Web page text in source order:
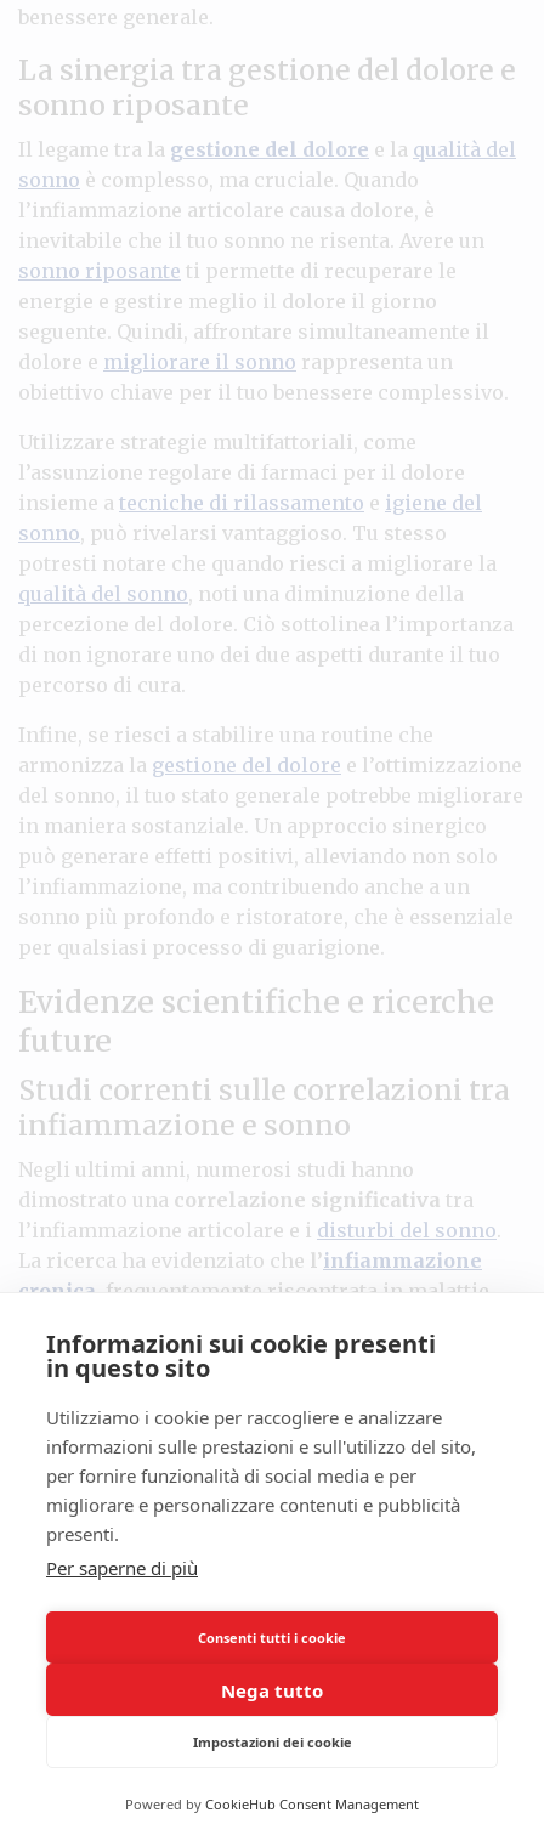
benessere generale.
La sinergia tra gestione del dolore e
sonno riposante
Il legame tra la gestione del dolore e la qualità del
sonno è complesso, ma cruciale. Quando
l’infiammazione articolare causa dolore, è
inevitabile che il tuo sonno ne risenta. Avere un
sonno riposante ti permette di recuperare le
energie e gestire meglio il dolore il giorno
seguente. Quindi, affrontare simultaneamente il
dolore e migliorare il sonno rappresenta un
obiettivo chiave per il tuo benessere complessivo.
Utilizzare strategie multifattoriali, come
l’assunzione regolare di farmaci per il dolore
insieme a tecniche di rilassamento e igiene del
sonno, può rivelarsi vantaggioso. Tu stesso
potresti notare che quando riesci a migliorare la
qualità del sonno, noti una diminuzione della
percezione del dolore. Ciò sottolinea l’importanza
di non ignorare uno dei due aspetti durante il tuo
percorso di cura.
Infine, se riesci a stabilire una routine che
armonizza la gestione del dolore e l’ottimizzazione
del sonno, il tuo stato generale potrebbe migliorare
in maniera sostanziale. Un approccio sinergico
può generare effetti positivi, alleviando non solo
l’infiammazione, ma contribuendo anche a un
sonno più profondo e ristoratore, che è essenziale
per qualsiasi processo di guarigione.
Evidenze scientifiche e ricerche
future
Studi correnti sulle correlazioni tra
infiammazione e sonno
Negli ultimi anni, numerosi studi hanno
dimostrato una correlazione significativa tra
l’infiammazione articolare e i disturbi del sonno.
La ricerca ha evidenziato che l’infiammazione
cronica , frequentemente riscontrata in malattie
influenzare la qualità complessiva del sonno. Per
esempio, uno studio ha identificato che i pazienti
affetti da artrite reumatoide tendono a
sperimentare un aumento dellalatenza del sonno
che indica il tempo necessario per addormentarsi.
Questo suggerisce chel’infiammazione può interferire
con i normali meccanismi del sonno
circolo vizioso tra dolore, infiammazione e
Inoltre, l’analisi dei marcatori biologici ha messo
in luce che livelli elevati di
possono alterare i
provocando micro-risvegli notturni. Questi micro-
un impatto profondo sulla tua salute generale e sul
Informazioni sui cookie presenti
in questo sito
Utilizziamo i cookie per raccogliere e analizzare
informazioni sulle prestazioni e sull'utilizzo del sito,
per fornire funzionalità di social media e per
migliorare e personalizzare contenuti e pubblicità
presenti.
Per saperne di più
Consenti tutti i cookie
Nega tutto
Impostazioni dei cookie
Powered by CookieHub Consent Management